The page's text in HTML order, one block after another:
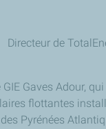
Directeur de
Gaves Adour,
flottantes
Pyrénées